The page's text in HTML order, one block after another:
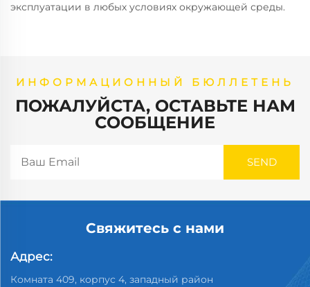
эксплуатации в любых условиях окружающей среды.
ИНФОРМАЦИОННЫЙ БЮЛЛЕТЕНЬ
ПОЖАЛУЙСТА, ОСТАВЬТЕ НАМ
СООБЩЕНИЕ
Свяжитесь с нами
Адрес:
Комната 409, корпус 4, западный район